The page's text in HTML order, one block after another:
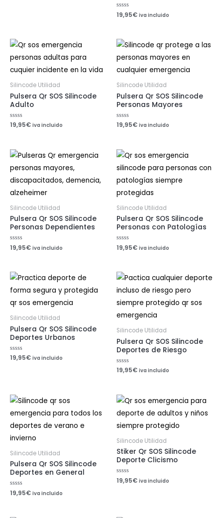
Valorado
con
19,95€ iva incluido
Silincode Utilidad
Pulsera Qr SOS Silincode
Adulto
Valorado
con
19,95€ iva incluido
Silincode Utilidad
Pulsera Qr SOS Silincode
Personas Mayores
Valorado
con
19,95€ iva incluido
Silincode Utilidad
Pulsera Qr SOS Silincode
Personas Dependientes
Valorado
con
19,95€ iva incluido
Silincode Utilidad
Pulsera Qr SOS Silincode
Personas con Patologías
Valorado
con
19,95€ iva incluido
Silincode Utilidad
Pulsera Qr SOS Silincode
Deportes Urbanos
Valorado
con
19,95€ iva incluido
Silincode Utilidad
Pulsera Qr SOS Silincode
Deportes de Riesgo
Valorado
con
19,95€ iva incluido
Silincode Utilidad
Pulsera Qr SOS Silincode
Deportes en General
Valorado
con
19,95€ iva incluido
Silincode Utilidad
Stiker Qr SOS Silincode
Deporte Clicismo
Valorado
con
19,95€ iva incluido